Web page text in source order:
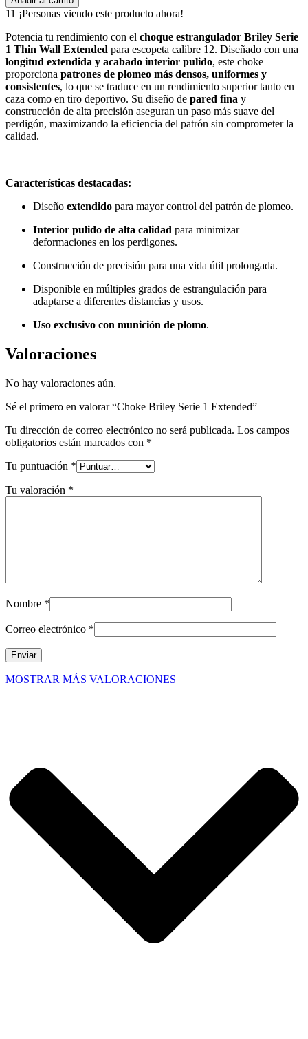
11 ¡Personas viendo este producto ahora!
Potencia tu rendimiento con el choque estrangulador Briley Serie
1 Thin Wall Extended para escopeta calibre 12. Diseñado con una
longitud extendida y acabado interior pulido, este choke
proporciona patrones de plomeo más densos, uniformes y
consistentes, lo que se traduce en un rendimiento superior tanto en
caza como en tiro deportivo. Su diseño de pared fina y
construcción de alta precisión aseguran un paso más suave del
perdigón, maximizando la eficiencia del patrón sin comprometer la
calidad.
Características destacadas:
Diseño extendido para mayor control del patrón de plomeo.
Interior pulido de alta calidad para minimizar
deformaciones en los perdigones.
Construcción de precisión para una vida útil prolongada.
Disponible en múltiples grados de estrangulación para
adaptarse a diferentes distancias y usos.
Uso exclusivo con munición de plomo.
Valoraciones
No hay valoraciones aún.
Sé el primero en valorar “Choke Briley Serie 1 Extended”
Tu dirección de correo electrónico no será publicada. Los campos
obligatorios están marcados con *
Tu puntuación *
Tu valoración *
Nombre *
Correo electrónico *
MOSTRAR MÁS VALORACIONES